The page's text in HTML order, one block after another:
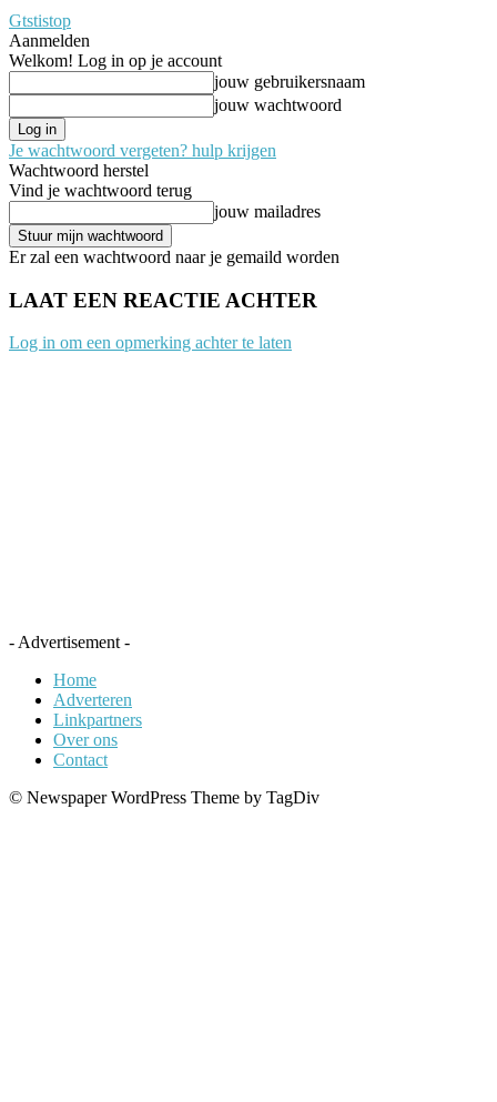
Gtstistop
Aanmelden
Welkom! Log in op je account
jouw gebruikersnaam
jouw wachtwoord
Je wachtwoord vergeten? hulp krijgen
Wachtwoord herstel
Vind je wachtwoord terug
jouw mailadres
Er zal een wachtwoord naar je gemaild worden
LAAT EEN REACTIE ACHTER
Log in om een opmerking achter te laten
- Advertisement -
Home
Adverteren
Linkpartners
Over ons
Contact
© Newspaper WordPress Theme by TagDiv